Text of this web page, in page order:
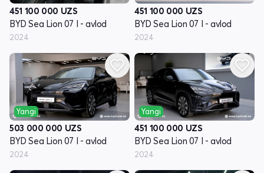
451 100 000 UZS
BYD Sea Lion 07 I - avlod
2024
451 100 000 UZS
BYD Sea Lion 07 I - avlod
2024
Yangi
503 000 000 UZS
BYD Sea Lion 07 I - avlod
2024
Yangi
451 100 000 UZS
BYD Sea Lion 07 I - avlod
2024